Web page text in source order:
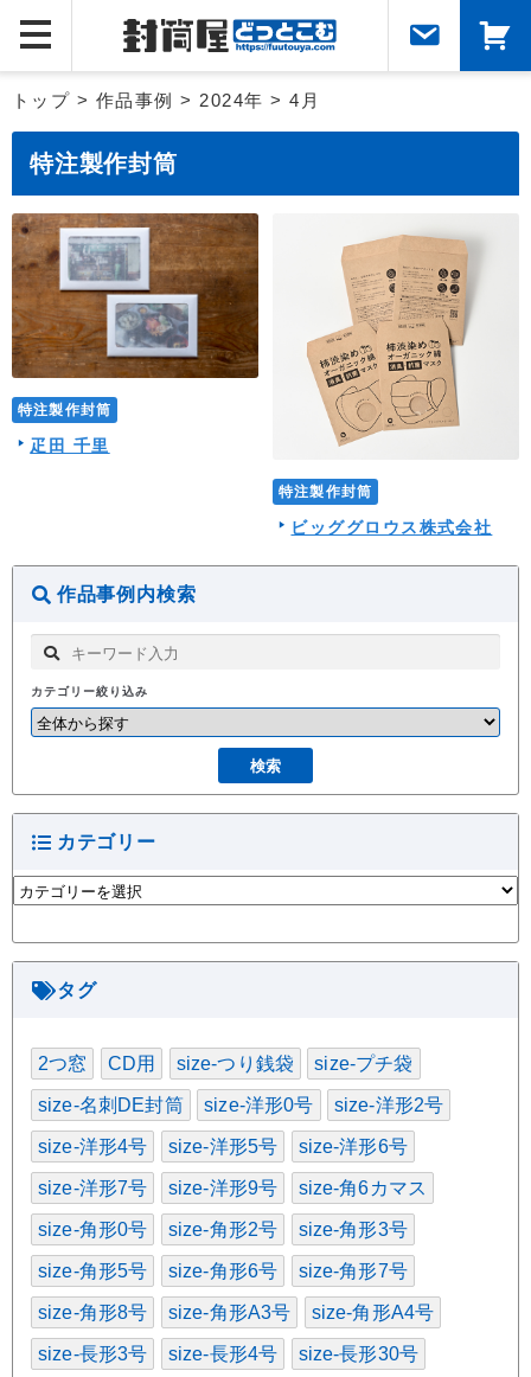
トップ > 作品事例 > 2024年 >4月
特注製作封筒
特注製作封筒
疋田 千里
特注製作封筒
ビッググロウス株式会社
作品事例内検索
カテゴリー絞り込み
カテゴリー
カ
テ
タグ
2つ窓 CD用 size-つり銭袋 size-プチ袋
size-名刺DE封筒 size-洋形0号 size-洋形2号
size-洋形4号 size-洋形5号 size-洋形6号
size-洋形7号 size-洋形9号 size-角6カマス
size-角形0号 size-角形2号 size-角形3号
size-角形5号 size-角形6号 size-角形7号
size-角形8号 size-角形A3号 size-角形A4号
size-長形3号 size-長形4号 size-長形30号